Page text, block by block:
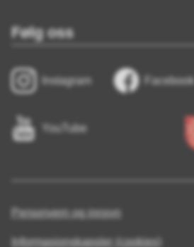
Følg oss
Instagram Facebook
YouTube
Personvern og innsyn
Informasjonskapsler (cookies)